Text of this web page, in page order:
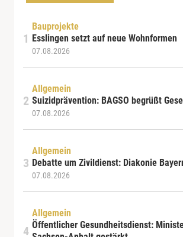
Bauprojekte
Esslingen setzt auf neue Wohnformen
07.08.2026
Allgemein
Suizidprävention: BAGSO begrüßt
07.08.2026
Allgemein
Debatte um Zivildienst: Diakonie
07.08.2026
Allgemein
Öffentlicher Gesundheitsdienst: